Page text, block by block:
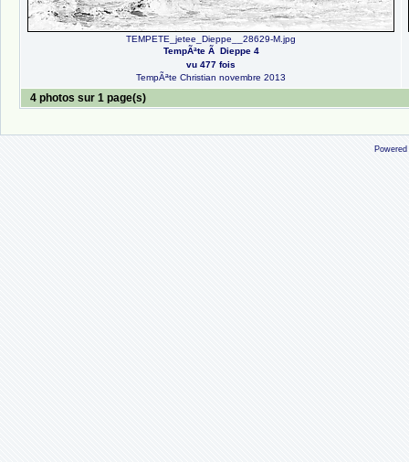
TEMPETE_jetee_Dieppe__28629-M.jpg
TempÃªte Ã Dieppe 4
vu 477 fois
TempÃªte Christian novembre 2013
4 photos sur 1 page(s)